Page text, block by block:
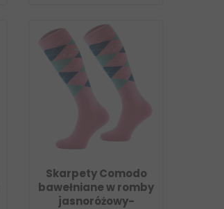
Skarpety Comodo
bawełniane w romby
jasnoróżowy-